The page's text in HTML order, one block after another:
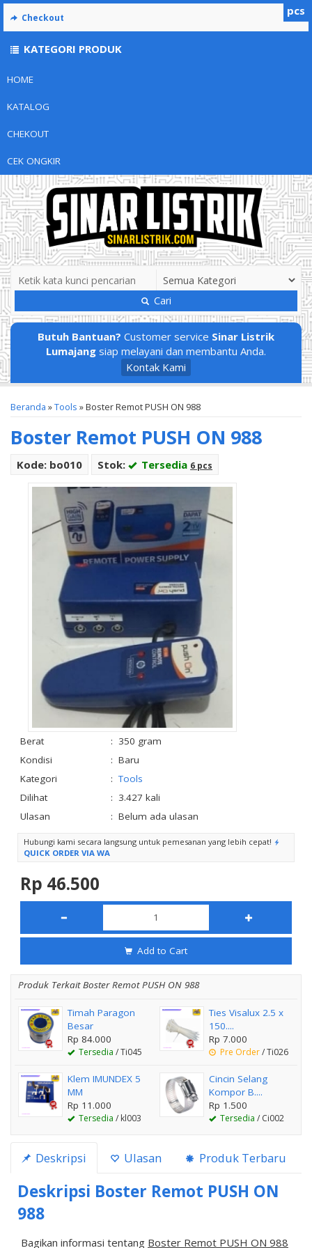
HOME
KATALOG
CHEKOUT
CEK ONGKIR
Cari
Butuh Bantuan? Customer service Sinar Listrik
Lumajang siap melayani dan membantu Anda.
Kontak Kami
Beranda »Tools »Boster Remot PUSH ON 988
Boster Remot PUSH ON 988
Kode: bo010 Stok: Tersedia 6 pcs
Berat : 350 gram
Kondisi
: Baru
Kategori
: Tools
Dilihat
: 3.427 kali
Ulasan
: Belum ada ulasan
Hubungi kami secara langsung untuk pemesanan yang lebih cepat!
QUICK ORDER VIA WA
Rp 46.500
Add to Cart
Produk Terkait Boster Remot PUSH ON 988
Timah Paragon
Besar
Rp 84.000
Tersedia / Ti045
Ties Visalux 2.5 x
150....
Rp 7.000
Pre Order/ Ti026
Klem IMUNDEX 5
MM
Rp 11.000
Tersedia / kl003
Cincin Selang
Kompor B....
Rp 1.500
Tersedia / Ci002
Deskripsi Ulasan Produk Terbaru
Deskripsi Boster Remot PUSH ON
988
Bagikan informasi tentang Boster Remot PUSH ON 988
pcs
Checkout
KATEGORI PRODUK